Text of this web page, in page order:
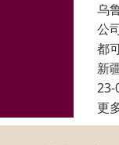
乌
公
都
新
23-
更